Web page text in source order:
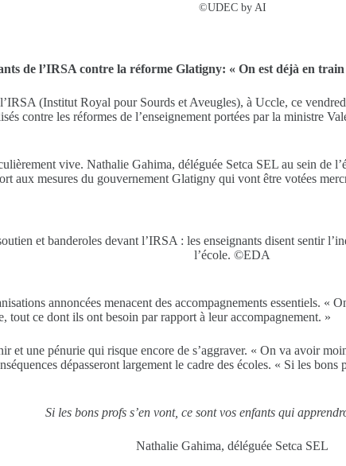
©UDEC by AI
de l’IRSA contre la réforme Glatigny: « On est déjà en train
(Institut Royal pour Sourds et Aveugles), à Uccle, ce
contre les réformes de l’enseignement portées par la ministre
vive. Nathalie Gahima, déléguée Setca SEL au sein de
aux mesures du gouvernement Glatigny qui vont être votées
et banderoles devant l’IRSA : les enseignants disent sentir
l’école. ©EDA
annoncées menacent des accompagnements essentiels. «
tout ce dont ils ont besoin par rapport à leur accompagnement. »
et une pénurie qui risque encore de s’aggraver. « On va avoir
dépasseront largement le cadre des écoles. « Si les
Si les bons profs s’en vont, ce sont vos enfants qui
Nathalie Gahima, déléguée Setca SEL